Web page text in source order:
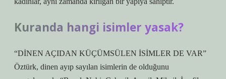
Kuranda hangi isimler yasak?
“DİNEN AÇIDAN KÜÇÜMSÜLEN İSİMLER DE VAR”
Öztürk, dinen ayıp sayılan isimlerin de olduğunu